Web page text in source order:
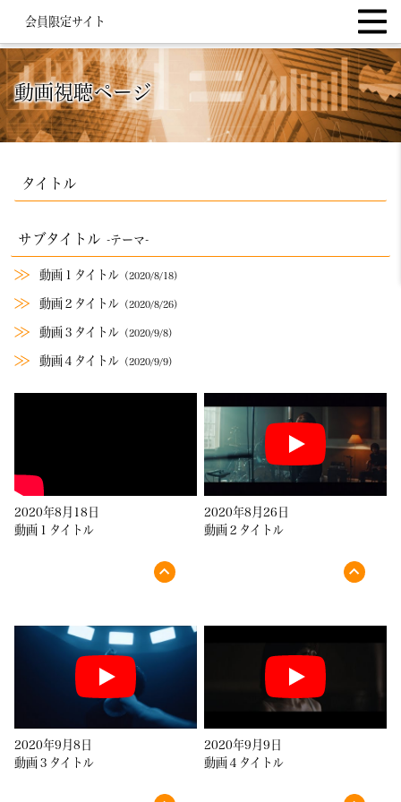
会員限定サイト
動画視聴ページ​
タイトル
サブタイトル -テーマ-
動画１タイトル （2020/8/18）
動画２タイトル （2020/8/26）
動画３タイトル （2020/9/8）
動画４タイトル （2020/9/9）
2020年8月18日
動画１タイトル
2020年8月26日
動画２タイトル
2020年9月8日
動画３タイトル
2020年9月9日
動画４タイトル